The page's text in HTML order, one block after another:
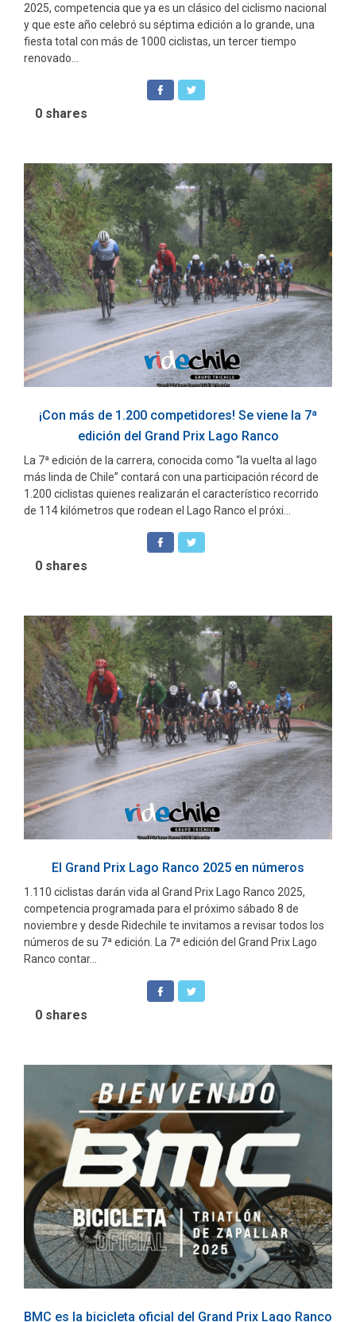
2025, competencia que ya es un clásico del ciclismo nacional
y que este año celebró su séptima edición a lo grande, una
fiesta total con más de 1000 ciclistas, un tercer tiempo
renovado...
0 shares
¡Con más de 1.200 competidores! Se viene la 7ª
edición del Grand Prix Lago Ranco
La 7ª edición de la carrera, conocida como “la vuelta al lago
más linda de Chile” contará con una participación récord de
1.200 ciclistas quienes realizarán el característico recorrido
de 114 kilómetros que rodean el Lago Ranco el próxi...
0 shares
El Grand Prix Lago Ranco 2025 en números
1.110 ciclistas darán vida al Grand Prix Lago Ranco 2025,
competencia programada para el próximo sábado 8 de
noviembre y desde Ridechile te invitamos a revisar todos los
números de su 7ª edición. La 7ª edición del Grand Prix Lago
Ranco contar...
0 shares
BMC es la bicicleta oficial del Grand Prix Lago Ranco